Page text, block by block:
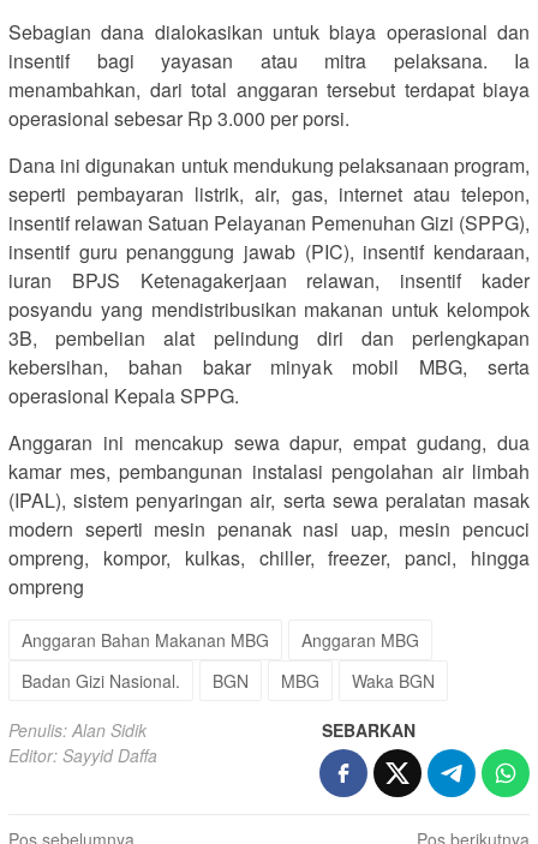
Sebagian dana dialokasikan untuk biaya operasional dan
insentif bagi yayasan atau mitra pelaksana. Ia
menambahkan, dari total anggaran tersebut terdapat biaya
operasional sebesar Rp 3.000 per porsi.
Dana ini digunakan untuk mendukung pelaksanaan program,
seperti pembayaran listrik, air, gas, internet atau telepon,
insentif relawan Satuan Pelayanan Pemenuhan Gizi (SPPG),
insentif guru penanggung jawab (PIC), insentif kendaraan,
iuran BPJS Ketenagakerjaan relawan, insentif kader
posyandu yang mendistribusikan makanan untuk kelompok
3B, pembelian alat pelindung diri dan perlengkapan
kebersihan, bahan bakar minyak mobil MBG, serta
operasional Kepala SPPG.
Anggaran ini mencakup sewa dapur, empat gudang, dua
kamar mes, pembangunan instalasi pengolahan air limbah
(IPAL), sistem penyaringan air, serta sewa peralatan masak
modern seperti mesin penanak nasi uap, mesin pencuci
ompreng, kompor, kulkas, chiller, freezer, panci, hingga
ompreng
Anggaran Bahan Makanan MBG
Anggaran MBG
Badan Gizi Nasional.
BGN MBG Waka BGN
Penulis: Alan Sidik
Editor: Sayyid Daffa
SEBARKAN
Pos sebelumnya
Pos berikutnya